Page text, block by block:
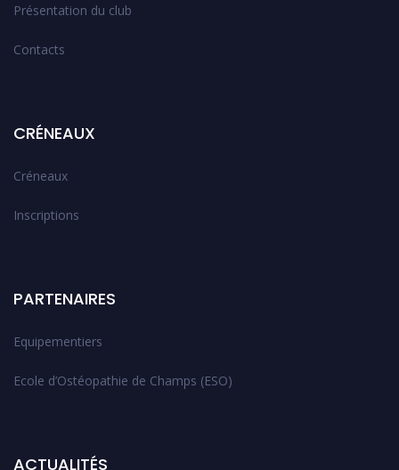
Présentation du club
Contacts
CRÉNEAUX
Créneaux
Inscriptions
PARTENAIRES
Equipementiers
Ecole d’Ostéopathie de Champs (ESO)
ACTUALITÉS